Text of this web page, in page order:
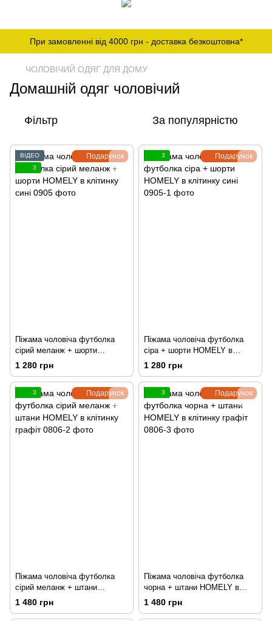
При замовленні від 4000 грн - доставка безкоштовна*
ЧОЛОВІЧИЙ ОДЯГ ДЛЯ ДОМУ
Домашній одяг чоловічий
Фільтр За популярністю
Подарунок
ВІДЕО
3
Піжама чоловіча футболка
сірий меланж + шорти
HOMELY в клітинку сині
1 280 грн
Подарунок
3
Піжама чоловіча футболка
сіра + шорти HOMELY в
клітинку сині
1 280 грн
Подарунок
3
Піжама чоловіча футболка
сірий меланж + штани
HOMELY в клітинку графіт
1 480 грн
Подарунок
3
Піжама чоловіча футболка
чорна + штани HOMELY в
клітинку графіт
1 480 грн